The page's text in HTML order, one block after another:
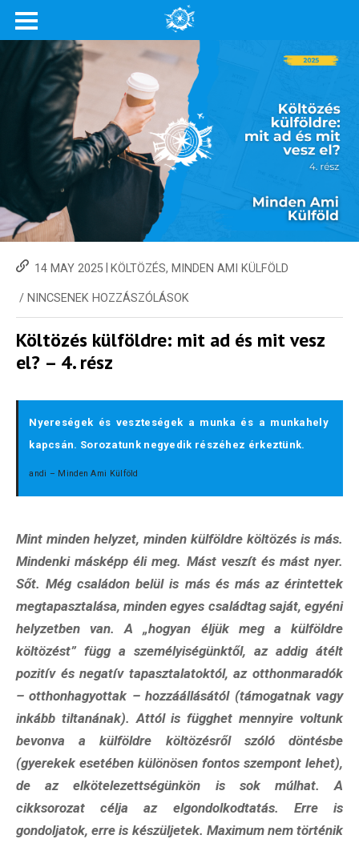
14 MAY 2025 KÖLTÖZÉS, MINDEN AMI KÜLFÖLD
/ NINCSENEK HOZZÁSZÓLÁSOK
Költözés külföldre: mit ad és mit vesz
el? – 4. rész
Nyereségek és veszteségek a munka és a munkahely
kapcsán. Sorozatunk negyedik részéhez érkeztünk.
andi – Minden Ami Külföld
Mint minden helyzet, minden külföldre költözés is más.
Mindenki másképp éli meg. Mást veszít és mást nyer.
Sőt. Még családon belül is más és más az érintettek
megtapasztalása, minden egyes családtag saját, egyéni
helyzetben van. A „hogyan éljük meg a külföldre
költözést” függ a személyiségünktől, az addig átélt
pozitív és negatív tapasztalatoktól, az otthonmaradók
– otthonhagyottak – hozzáállásától (támogatnak vagy
inkább tiltanának). Attól is függhet mennyire voltunk
bevonva a külföldre költözésről szóló döntésbe
(gyerekek esetében különösen fontos szempont lehet),
de az elkötelezettségünkön is sok múlhat. A
cikksorozat célja az elgondolkodtatás. Erre is
gondoljatok, erre is készüljetek. Maximum nem történik